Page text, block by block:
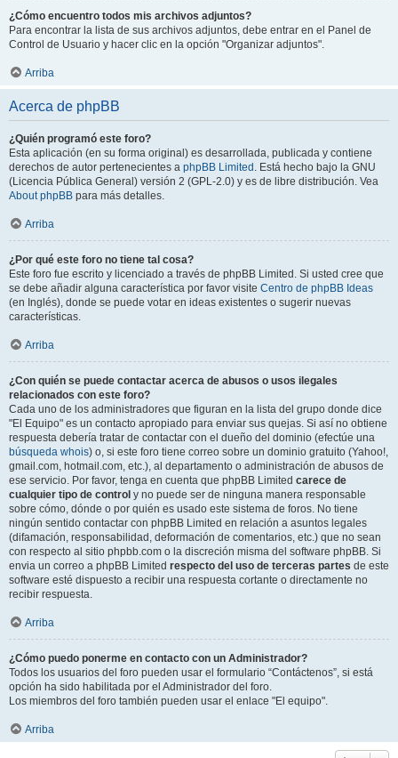
¿Cómo encuentro todos mis archivos adjuntos?
Para encontrar la lista de sus archivos adjuntos, debe entrar en el Panel de
Control de Usuario y hacer clic en la opción "Organizar adjuntos".
Arriba
Acerca de phpBB
¿Quién programó este foro?
Esta aplicación (en su forma original) es desarrollada, publicada y contiene
derechos de autor pertenecientes a phpBB Limited . Está hecho bajo la GNU
(Licencia Pública General) versión 2 (GPL-2.0) y es de libre distribución. Vea
About phpBB para más detalles.
Arriba
¿Por qué este foro no tiene tal cosa?
Este foro fue escrito y licenciado a través de phpBB Limited. Si usted cree que
se debe añadir alguna característica por favor visite Centro de phpBB Ideas
(en Inglés), donde se puede votar en ideas existentes o sugerir nuevas
características.
Arriba
¿Con quién se puede contactar acerca de abusos o usos ilegales
relacionados con este foro?
Cada uno de los administradores que figuran en la lista del grupo donde dice
"El Equipo" es un contacto apropiado para enviar sus quejas. Si así no obtiene
respuesta debería tratar de contactar con el dueño del dominio (efectúe una
búsqueda whois) o, si este foro tiene correo sobre un dominio gratuito (Yahoo!,
gmail.com, hotmail.com, etc.), al departamento o administración de abusos de
ese servicio. Por favor, tenga en cuenta que phpBB Limited carece de
cualquier tipo de control y no puede ser de ninguna manera responsable
sobre cómo, dónde o por quién es usado este sistema de foros. No tiene
ningún sentido contactar con phpBB Limited en relación a asuntos legales
(difamación, responsabilidad, deformación de comentarios, etc.) que no sean
con respecto al sitio phpbb.com o la discreción misma del software phpBB. Si
envia un correo a phpBB Limited respecto del uso de terceras partes de este
software esté dispuesto a recibir una respuesta cortante o directamente no
recibir respuesta.
Arriba
¿Cómo puedo ponerme en contacto con un Administrador?
Todos los usuarios del foro pueden usar el formulario “Contáctenos”, si está
opción ha sido habilitada por el Administrador del foro.
Los miembros del foro también pueden usar el enlace "El equipo".
Arriba